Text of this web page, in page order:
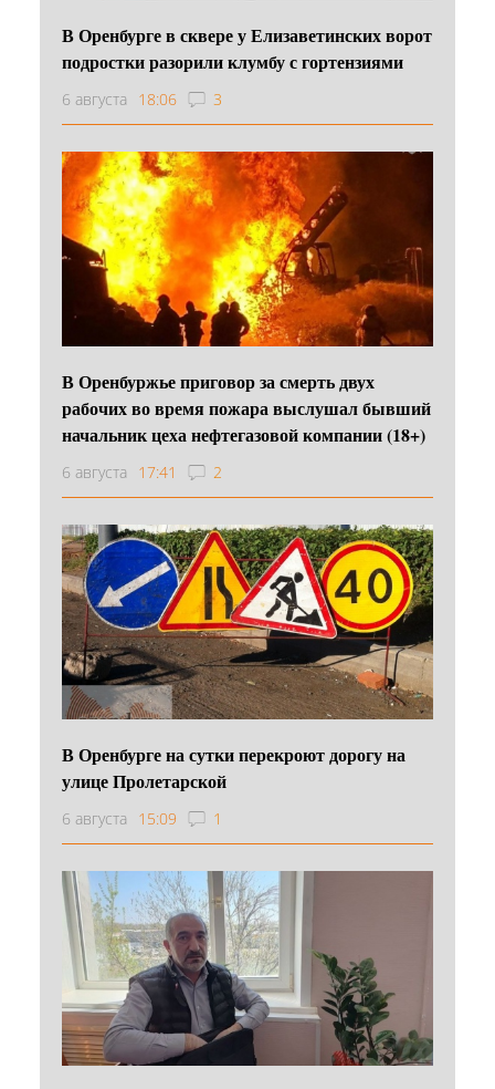
В Оренбурге в сквере у Елизаветинских ворот
подростки разорили клумбу с гортензиями
6 августа 18:06 3
В Оренбуржье приговор за смерть двух
рабочих во время пожара выслушал бывший
начальник цеха нефтегазовой компании (18+)
6 августа 17:41 2
В Оренбурге на сутки перекроют дорогу на
улице Пролетарской
6 августа 15:09 1